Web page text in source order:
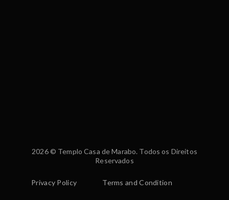
2026 © Templo Casa de Marabo. Todos os Direitos
Reservados
Privacy Policy Terms and Condition